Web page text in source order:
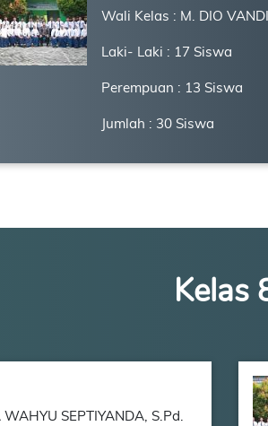
Wali Kelas : M. DIO
Laki- Laki : 17 Siswa
Perempuan : 13 Siswa
Jumlah : 30 Siswa
Kelas
SEPTIYANDA, S.Pd.